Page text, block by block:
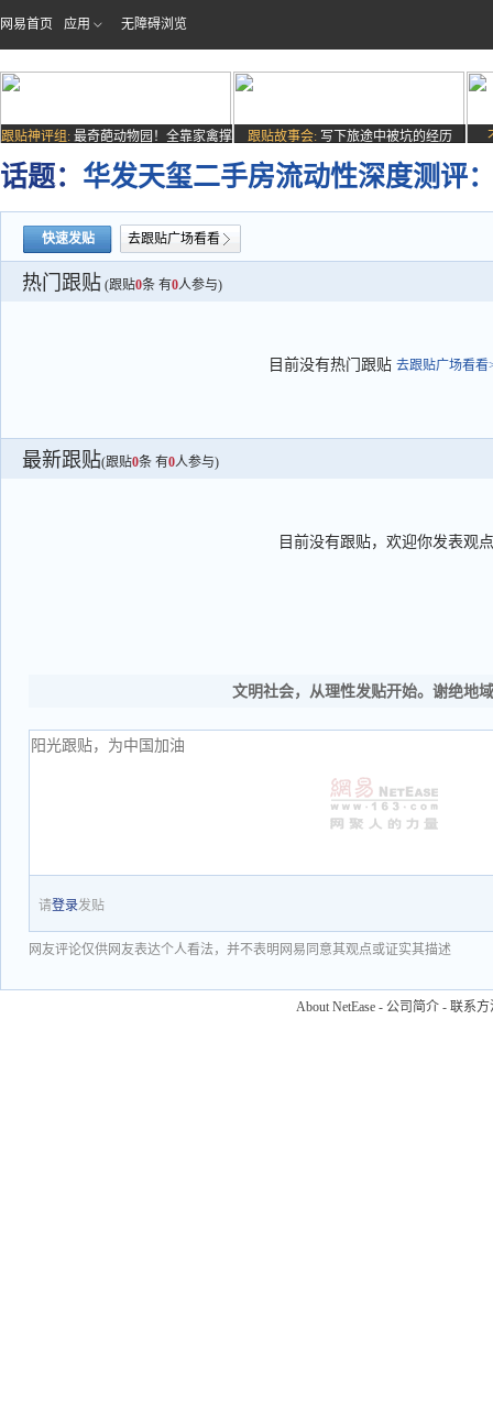
网易首页 应用 无障碍浏览
跟贴神评组: 最奇葩动物园！全靠家禽撑
场子
跟贴故事会: 写下旅途中被坑的经历
话题： 华发天玺二手房流动性深度测评
快速发贴 去跟贴广场看看
热门跟贴 (跟贴0条 有0人参与)
目前没有热门跟贴 去跟贴广场看看
最新跟贴(跟贴0条 有0人参与)
目前没有跟贴，欢迎你发表观点
文明社会，从理性发贴开始。谢绝地
请登录发贴
网友评论仅供网友表达个人看法，并不表明网易同意其观点或证实其描述
About NetEase - 公司简介 - 联系方